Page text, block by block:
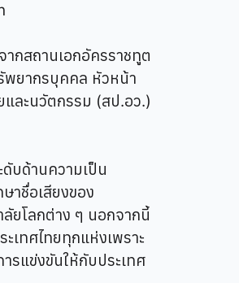
กสถานเอกอัครราชทูต
พยากรบุคคล หัวหน้า
ละนวัตกรรม (สป.อว.)
บด้านความเป็น
าชื่อเสียงของ
ยโลกต่าง ๆ นอกจากนี้
เทศไทยทุกแห่งเพราะ
รแข่งขันให้กับประเทศ